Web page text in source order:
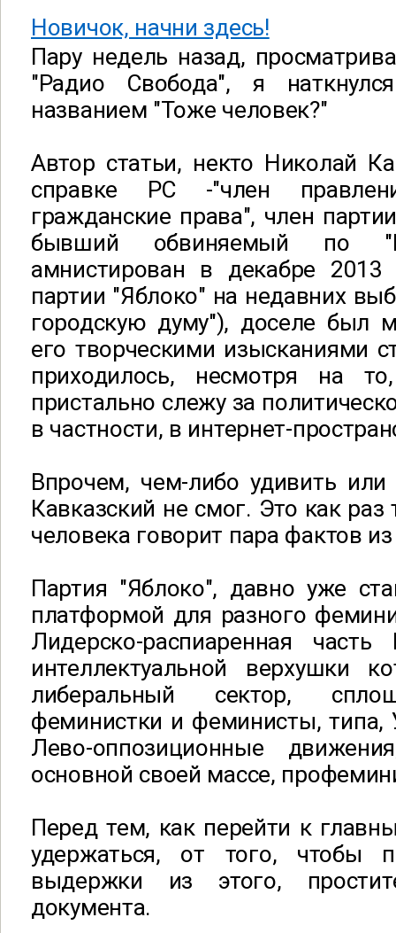
Новичок, начни здесь!
Пару недель назад,
"Радио Свобода", я
названием "Тоже человек?"
Автор статьи, некто Николай
справке РС -"член
гражданские права", член
бывший обвиняемый по
амнистирован в декабре 2013
партии "Яблоко" на недавних
городскую думу"), доселе был
его творческими изысканиями
приходилось, несмотря на
пристально слежу за
в частности, в интернет-
Впрочем, чем-либо удивить
Кавказский не смог. Это как раз
человека говорит пара фактов
Партия "Яблоко", давно уже
платформой для разного
Лидерско-распиаренная
интеллектуальной верхушки
либеральный сектор,
феминистки и феминисты, типа,
Лево-оппозиционные
основной своей массе,
Перед тем, как перейти к
удержаться, от того, чтобы
выдержки из этого,
документа.